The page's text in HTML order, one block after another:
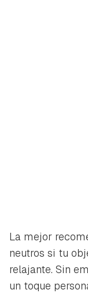
La mejor
neutros si tu
relajante. Sin
un toque